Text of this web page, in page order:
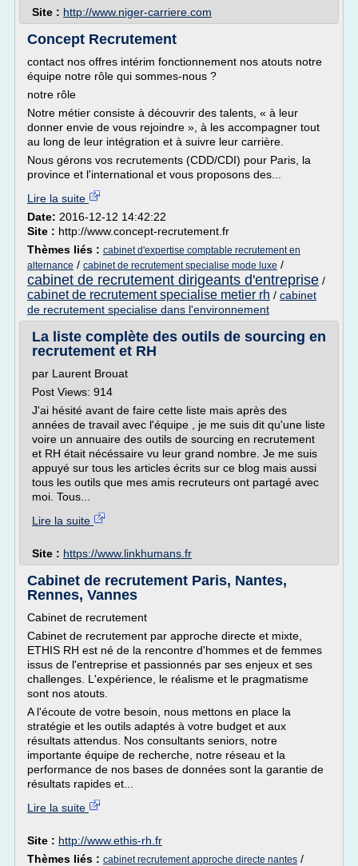
Site : http://www.niger-carriere.com
Concept Recrutement
contact nos offres intérim fonctionnement nos atouts notre
équipe notre rôle qui sommes-nous ?
notre rôle
Notre métier consiste à découvrir des talents, « à leur
donner envie de vous rejoindre », à les accompagner tout
au long de leur intégration et à suivre leur carrière.
Nous gérons vos recrutements (CDD/CDI) pour Paris, la
province et l'international et vous proposons des...
Lire la suite
Date: 2016-12-12 14:42:22
Site : http://www.concept-recrutement.fr
Thèmes liés : cabinet d'expertise comptable recrutement en
alternance / cabinet de recrutement specialise mode luxe /
cabinet de recrutement dirigeants d'entreprise /
cabinet de recrutement specialise metier rh / cabinet
de recrutement specialise dans l'environnement
La liste complète des outils de sourcing en
recrutement et RH
par Laurent Brouat
Post Views: 914
J'ai hésité avant de faire cette liste mais après des
années de travail avec l'équipe , je me suis dit qu'une liste
voire un annuaire des outils de sourcing en recrutement
et RH était nécéssaire vu leur grand nombre. Je me suis
appuyé sur tous les articles écrits sur ce blog mais aussi
tous les outils que mes amis recruteurs ont partagé avec
moi. Tous...
Lire la suite
Site : https://www.linkhumans.fr
Cabinet de recrutement Paris, Nantes,
Rennes, Vannes
Cabinet de recrutement
Cabinet de recrutement par approche directe et mixte,
ETHIS RH est né de la rencontre d'hommes et de femmes
issus de l'entreprise et passionnés par ses enjeux et ses
challenges. L'expérience, le réalisme et le pragmatisme
sont nos atouts.
A l'écoute de votre besoin, nous mettons en place la
stratégie et les outils adaptés à votre budget et aux
résultats attendus. Nos consultants seniors, notre
importante équipe de recherche, notre réseau et la
performance de nos bases de données sont la garantie de
résultats rapides et...
Lire la suite
Site : http://www.ethis-rh.fr
Thèmes liés : cabinet recrutement approche directe nantes /